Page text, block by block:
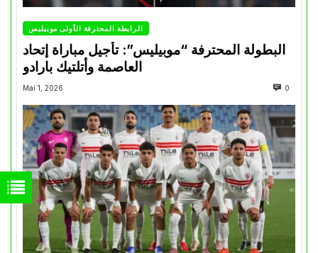
الرابطة المحترفة الأولى موبيليس
البطولة المحترفة “موبيليس”: تأجيل مباراة إتحاد
العاصمة وأتلتيك بارادو
Mai 1, 2026 0